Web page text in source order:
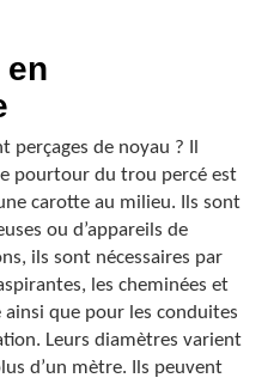
de noyau ? Il
pourtour du trou percé est
carotte au milieu. Ils sont
ou d’appareils de
ils sont nécessaires par
les cheminées et
ainsi que pour les conduites
Leurs diamètres varient
d’un mètre. Ils peuvent